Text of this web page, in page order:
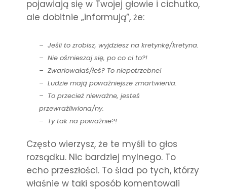
pojawiają się w Twojej głowie i cichutko,
ale dobitnie „informują”, że:
– Jeśli to zrobisz, wyjdziesz na kretynkę/kretyna.
– Nie ośmieszaj się, po co ci to?!
– Zwariowałaś/łeś? To niepotrzebne!
– Ludzie mają poważniejsze zmartwienia.
– To przecież nieważne, jesteś
przewrażliwiona/ny.
– Ty tak na poważnie?!
Często wierzysz, że te myśli to głos
rozsądku. Nic bardziej mylnego. To
echo przeszłości. To ślad po tych, którzy
właśnie w taki sposób komentowali